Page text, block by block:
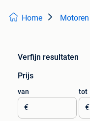
Home Motoren
Verfijn resultaten
Prijs
van
€
tot
€